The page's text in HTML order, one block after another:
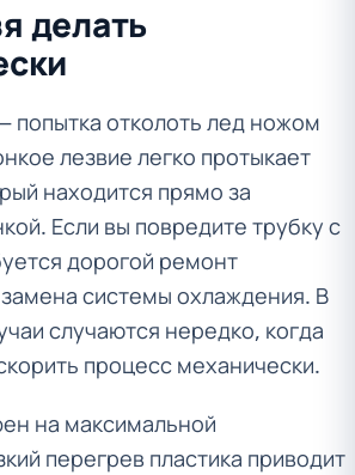
делать
попытка отколоть лед ножом
лезвие легко протыкает
находится прямо за
Если вы повредите трубку с
дорогой ремонт
системы охлаждения. В
случаются нередко, когда
процесс механически.
на максимальной
перегрев пластика приводит